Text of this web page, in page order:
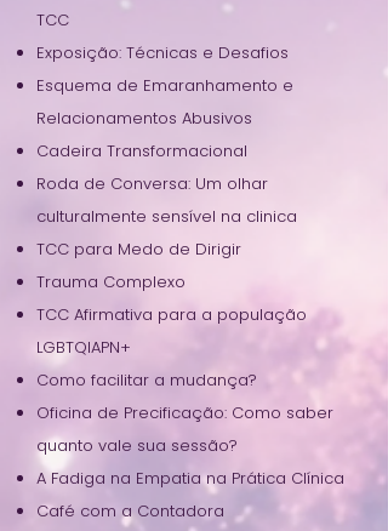
TCC
Exposição: Técnicas e Desafios
Esquema de Emaranhamento e
Relacionamentos Abusivos
Cadeira Transformacional
Roda de Conversa: Um olhar
culturalmente sensível na clinica
TCC para Medo de Dirigir
Trauma Complexo
TCC Afirmativa para a população
LGBTQIAPN+
Como facilitar a mudança?
Oficina de Precificação: Como saber
quanto vale sua sessão?
A Fadiga na Empatia na Prática Clínica
Café com a Contadora